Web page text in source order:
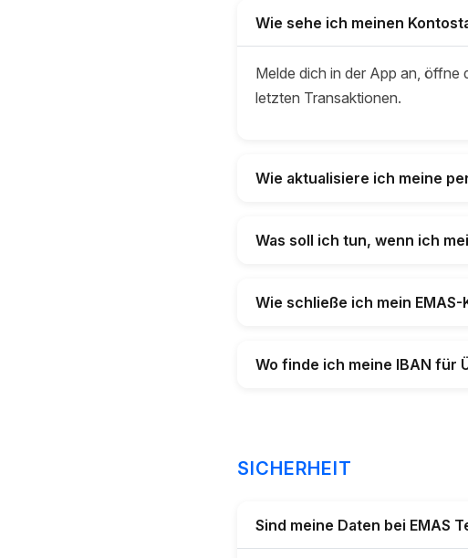
Wie sehe ich meinen
Melde dich in der App an,
letzten Transaktionen.
Wie aktualisiere ich meine
Was soll ich tun, wenn ich
Wie schließe ich mein EMAS-
Wo finde ich meine IBAN für
SICHERHEIT
Sind meine Daten bei EMAS